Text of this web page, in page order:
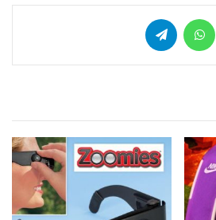
لینکدین